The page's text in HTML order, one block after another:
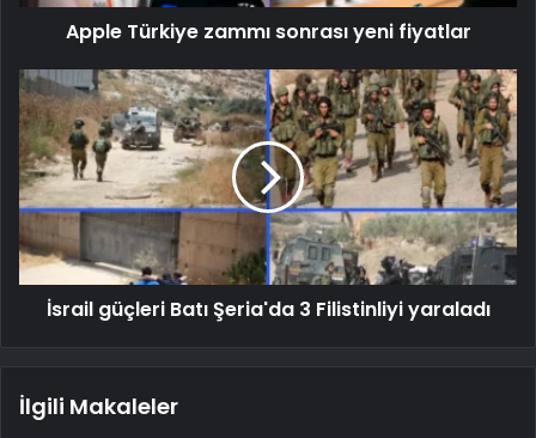
Apple Türkiye zammı sonrası yeni fiyatlar
İsrail güçleri Batı Şeria'da 3 Filistinliyi yaraladı
İlgili Makaleler